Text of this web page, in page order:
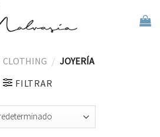
CLOTHING / JOYERÍA
FILTRAR